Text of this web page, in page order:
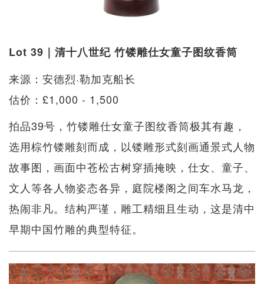
Lot 39｜清十八世纪 竹镂雕仕女童子图纹香筒
来源：安德烈·勒加克船长
估价：£1,000 - 1,500
拍品39号，竹镂雕仕女童子图纹香筒极其有趣，
选用棕竹镂雕刻而成，以镂雕形式刻画通景式人物
故事图，画面中苍松古树穿插掩映，仕女、童子、
文人等各人物姿态各异，庭院楼阁之间车水马龙，
热闹非凡。结构严谨，雕工精细且生动，这是清中
早期中国竹雕的典型特征。